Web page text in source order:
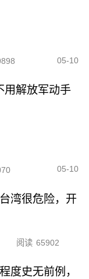
05-10
用解放军动手
05-10
湾很危险，开
阅读 65902
度史无前例，